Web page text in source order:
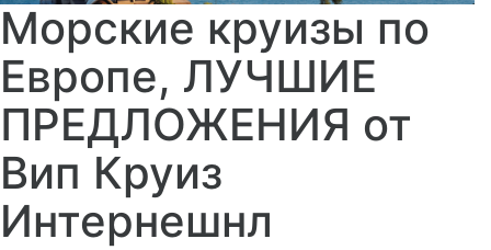
Морские круизы по
Европе, ЛУЧШИЕ
ПРЕДЛОЖЕНИЯ от
Вип Круиз
Интернешнл